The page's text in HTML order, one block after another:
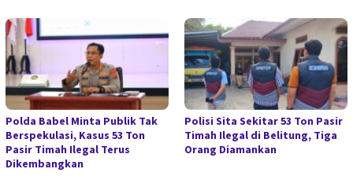
Polda Babel Minta Publik Tak
Berspekulasi, Kasus 53 Ton
Pasir Timah Ilegal Terus
Dikembangkan
Polisi Sita Sekitar 53 Ton Pasir
Timah Ilegal di Belitung, Tiga
Orang Diamankan